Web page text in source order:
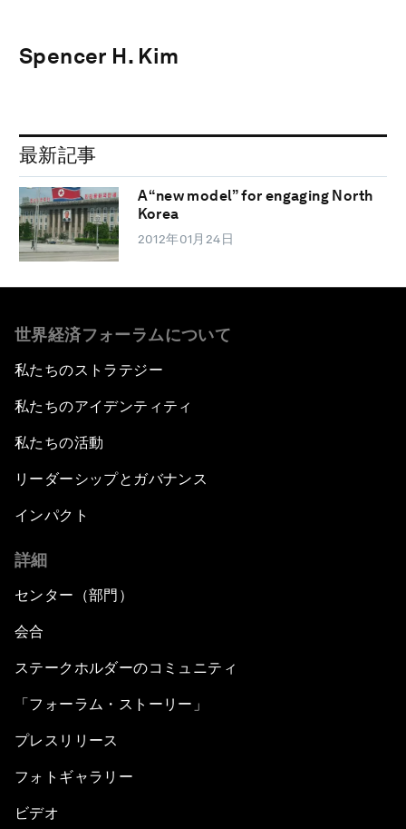
Spencer H. Kim
最新記事
A “new model” for engaging North
Korea
2012年01月24日
世界経済フォーラムについて
私たちのストラテジー
私たちのアイデンティティ
私たちの活動
リーダーシップとガバナンス
インパクト
詳細
センター（部門）
会合
ステークホルダーのコミュニティ
「フォーラム・ストーリー」
プレスリリース
フォトギャラリー
ビデオ